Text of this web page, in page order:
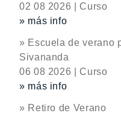
02 08 2026 | Curso
» más info
» Escuela de verano
Sivananda
06 08 2026 | Curso
» más info
» Retiro de Verano